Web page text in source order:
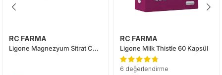
RC FARMA
Ligone Magnezyum Sitrat Complex 60 Tablet
RC FARMA
Ligone Milk Thistle 60 Kapsül
6 değerlendirme